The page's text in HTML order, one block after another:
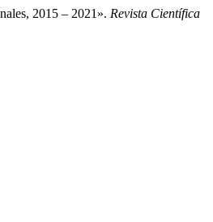
2015 – 2021». Revista Científica